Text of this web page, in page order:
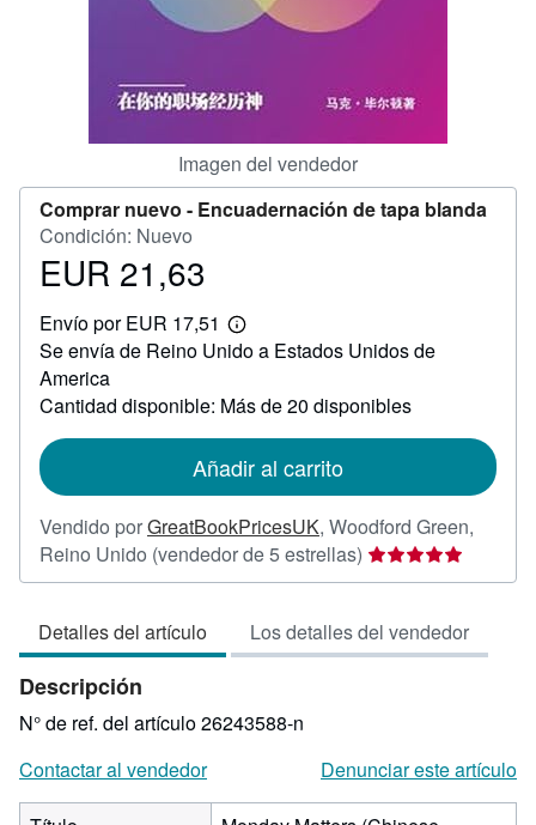
Imagen del vendedor
Comprar nuevo - Encuadernación de tapa blanda
Condición: Nuevo
Precio
21,63
EUR 21,63
Envío por EUR 17,51
Más
información
tarifas
envío
Se envía de Reino Unido a Estados Unidos de
America
Cantidad disponible: Más de 20 disponibles
Añadir al carrito
Vendido porGreatBookPricesUK, Woodford Green,
Reino Unido (vendedor de 5 estrellas) Calificación
del
5
de
Detalles del artículo Los detalles del vendedor
Descripción
N° de ref. del artículo 26243588-n
Contactar al vendedor
Denunciar este artículo